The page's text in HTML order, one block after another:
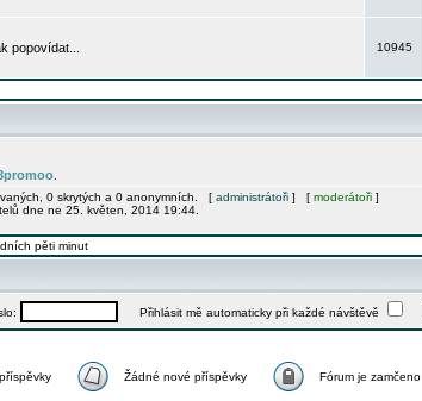
popovídat...
10945
0 skrytých a 0 anonymních. [ administrátoři ] [ moderátoři ]
dne ne 25. květen, 2014 19:44.
pěti minut
Přihlásit mě automaticky při každé návštěvě
Žádné nové příspěvky Fórum je zamčeno